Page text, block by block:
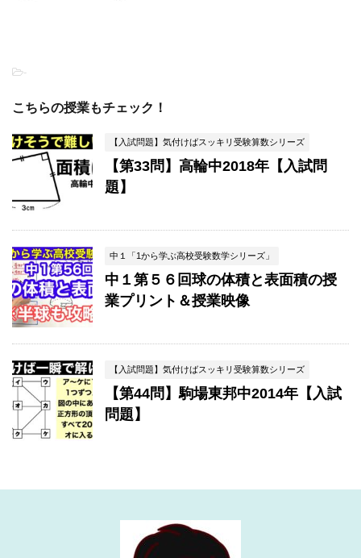
-
こちらの授業もチェック！
【入試問題】気付けばスッキリ受験算数シリーズ
【第33問】高輪中2018年【入試問
題】
中１「1から学ぶ高校受験数学シリーズ」
中１第５６回球の体積と表面積の授
業プリント＆授業映像
【入試問題】気付けばスッキリ受験算数シリーズ
【第44問】駒場東邦中2014年【入試
問題】